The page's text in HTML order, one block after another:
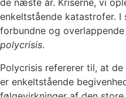
de næste år. Kriserne, vi
enkeltstående katastrofer.
forbundne og
polycrisis.
Polycrisis refererer til, at
er enkeltstående